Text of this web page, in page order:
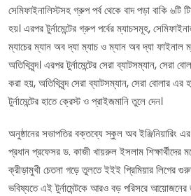
সেমিফাইনালিস্টসহ গ্রুপ পর্ব থেকে বাদ পড়া বাকি ৬টি
হয়। এরপর টুর্নামেন্টের গ্রুপ পর্বের ম্যাচসমূহ,
ম্যাচের ম্যান অব দ্যা ম্যাচ ও ম্যান অব দ্যা ফাইনাল
অতিথিবৃন্দ। এরপর টুর্নামেন্টের সেরা ব্যাটসম্যান, সেরা
করা হয়, অতিথিবৃন্দ সেরা ব্যাটসম্যান, সেরা বোলার
টুর্নামেন্টের হাতে ক্রেস্ট ও প্রাইজমানি তুলে দেন।
অনুষ্ঠানের সভাপতির বক্তব্যে স্কুল অব ইঞ্জিনিয়ারিং
প্রধান প্রফেসর ড. কাজী খায়রুল ইসলাম শিক্ষার্থীদের
ক্রীড়ামুখী চেতনা গড়ে তুলতে ইইই প্রিমিয়ার লিগের
ভবিষ্যতে এই টুর্নামেন্টকে আরও বড় পরিসরে